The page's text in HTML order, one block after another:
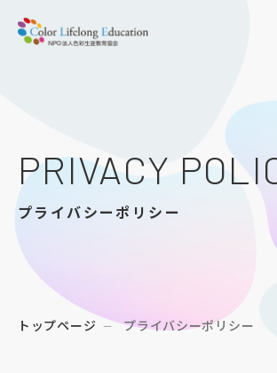
PRIVACY
プライバシーポリシー
トップページ プライバシーポリシー